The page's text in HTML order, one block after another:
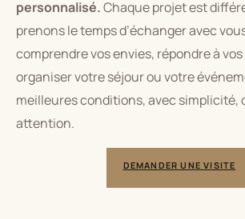
personnalisé.Chaque projet est
prenons le temps d’échanger avec
comprendre vos envies, répondre à
organiser votre séjour ou votre
meilleures conditions, avec simplicité,
attention.
DEMANDER UNE VISITE